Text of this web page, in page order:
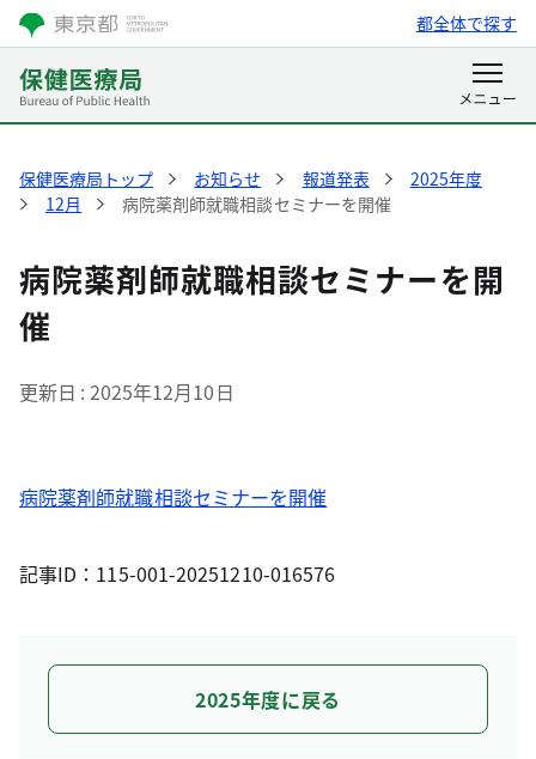
都全体で探す
保健医療局トップ お知らせ 報道発表
2025年度
12月
病院薬剤師就職相談セミナーを開催
病院薬剤師就職相談セミナーを開
催
更新日 2025年12月10日
病院薬剤師就職相談セミナーを開催
記事ID：115-001-20251210-016576
2025年度に戻る